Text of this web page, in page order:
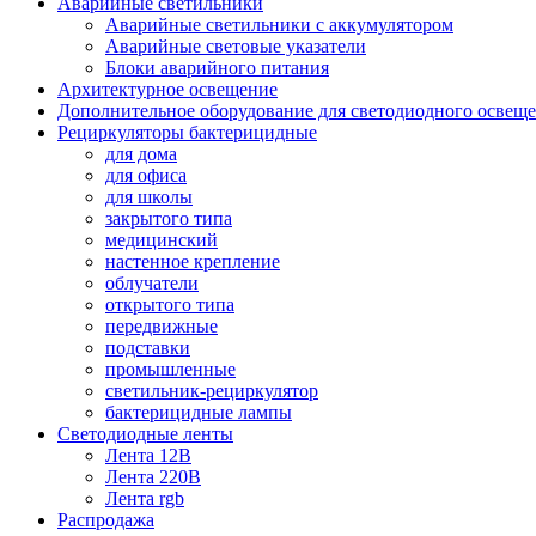
Аварийные светильники с аккумулятором
Аварийные световые указатели
Блоки аварийного питания
Архитектурное освещение
Дополнительное оборудование для светодиодного
Рециркуляторы бактерицидные
для дома
для офиса
для школы
закрытого типа
медицинский
настенное крепление
облучатели
открытого типа
передвижные
подставки
промышленные
светильник-рециркулятор
бактерицидные лампы
Светодиодные ленты
Лента 12В
Лента 220В
Лента rgb
Распродажа